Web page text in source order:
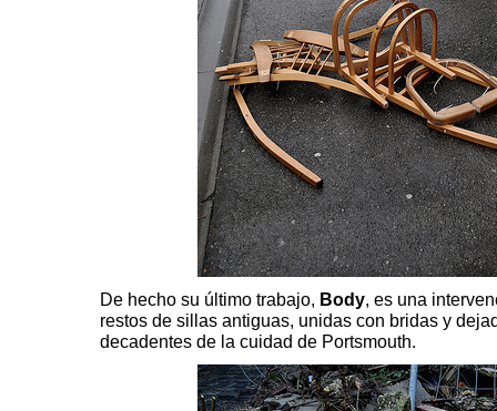
De hecho su último trabajo, Body, es una
restos de sillas antiguas, unidas con bridas y
decadentes de la cuidad de Portsmouth.